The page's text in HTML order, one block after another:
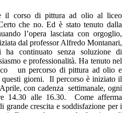
il corso di pittura ad olio al liceo
che no. Ed è stato tenuto dalla
l’opera lasciata con orgoglio,
dal professor Alfredo Montanari,
continuato senza soluzione di
e professionalità. Ha tenuto nel
un percorso di pittura ad olio e
questi giorni. Il percorso è iniziato il
con cadenza settimanale, ogni
14.30 alle 16.30. Come afferma
grande crescita e soddisfazione per i